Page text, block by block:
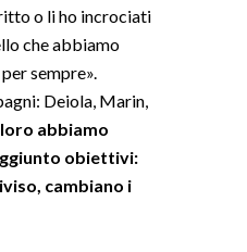
o li ho incrociati
che abbiamo
sempre».
Deiola, Marin,
abbiamo
obiettivi:
cambiano i